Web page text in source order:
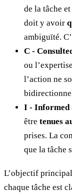
de la tâche
doit y avoir
ambiguïté.
C -
ou
l’action ne
I - Informed
être tenues
prises. La
que la tâche
L’objectif
chaque tâche est